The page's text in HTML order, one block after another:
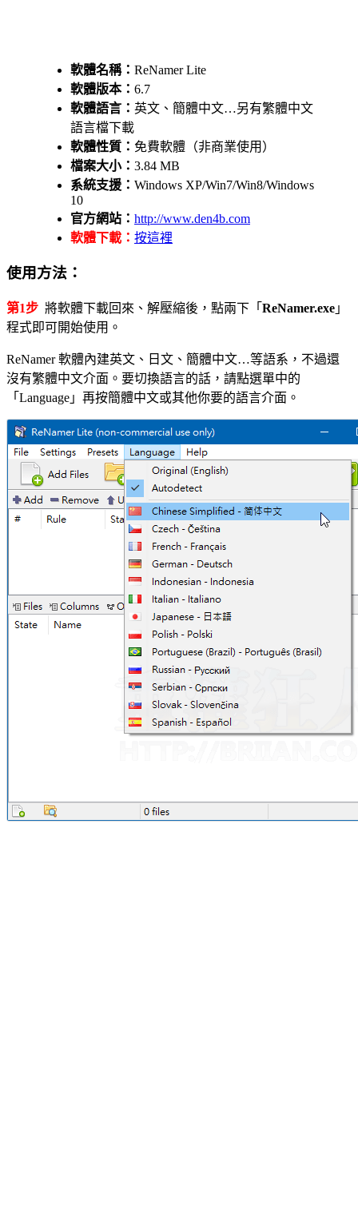
軟體名稱： ReNamer Lite
軟體版本： 6.7
軟體語言： 英文、簡體中文…另有繁體中文
語言檔下載
軟體性質： 免費軟體（非商業使用）
檔案大小： 3.84 MB
系統支援： Windows XP/Win7/Win8/Windows
10
官方網站： http://www.den4b.com
軟體下載： 按這裡
使用方法：
第1步 將軟體下載回來、解壓縮後，點兩下「 ReNamer.exe 」
程式即可開始使用。
ReNamer 軟體內建英文、日文、簡體中文…等語系，不過還
沒有繁體中文介面。要切換語言的話，請點選單中的
「Language」再按簡體中文或其他你要的語言介面。